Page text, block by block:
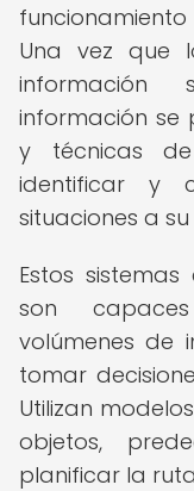
Una vez que
información se
y técnicas
identificar y
situaciones a
Estos
son
volúmenes de
tomar
Utilizan
objetos,
planificar la